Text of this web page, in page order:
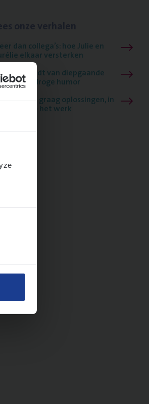
dan collega’s: hoe Julie en
elkaar versterken
houdt van diepgaande
én droge humor
zoekt graag oplossingen, in
én op het werk